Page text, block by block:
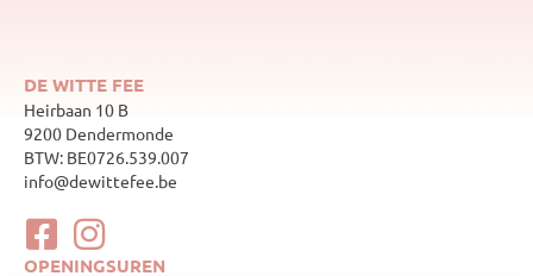
DE WITTE FEE
Heirbaan 10 B
9200 Dendermonde
BTW: BE0726.539.007
info@dewittefee.be
OPENINGSUREN